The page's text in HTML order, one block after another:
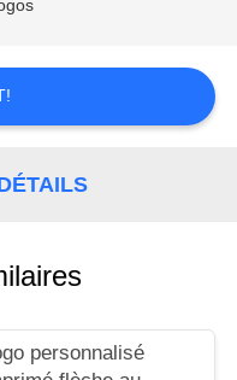
personnalisé